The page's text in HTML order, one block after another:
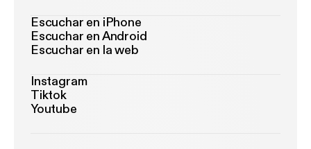
Escuchar en iPhone
Escuchar en Android
Escuchar en la web
Instagram
Tiktok
Youtube